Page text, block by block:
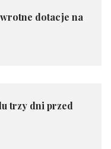
dotacje na
trzy dni przed